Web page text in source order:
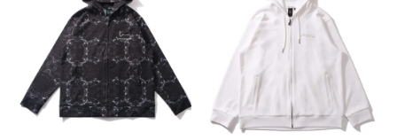
カテゴリ
サイズ
S
M
L
XXXL